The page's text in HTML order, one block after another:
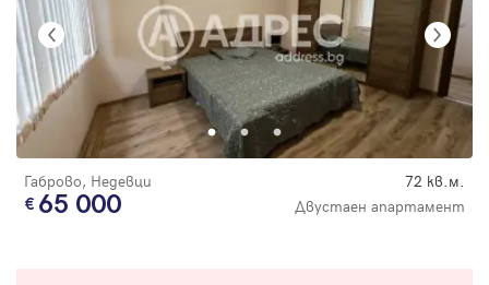
Габрово, Недевци 72 кв.м.
65 000 Двустаен апартамент